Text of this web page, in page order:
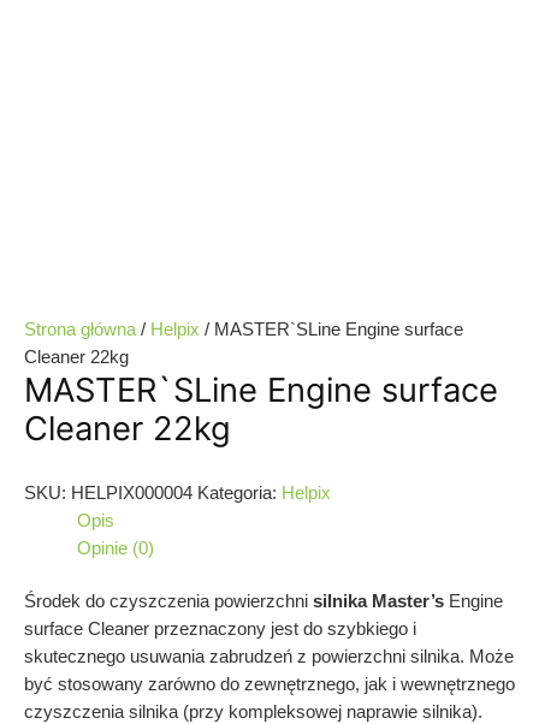
Strona główna / Helpix / MASTER`SLine Engine surface
Cleaner 22kg
MASTER`SLine Engine surface
Cleaner 22kg
SKU: HELPIX000004 Kategoria: Helpix
Opis
Opinie (0)
Środek do czyszczenia powierzchni silnika Master’s Engine
surface Cleaner przeznaczony jest do szybkiego i
skutecznego usuwania zabrudzeń z powierzchni silnika. Może
być stosowany zarówno do zewnętrznego, jak i wewnętrznego
czyszczenia silnika (przy kompleksowej naprawie silnika).